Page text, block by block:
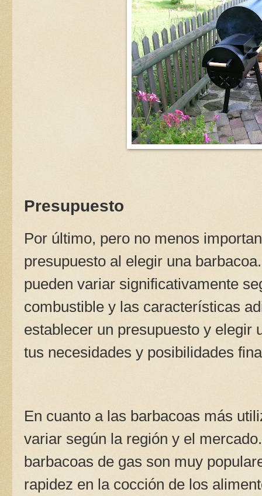
Presupuesto
Por último, pero no menos
presupuesto al elegir una
pueden variar significativamente
combustible y las características
establecer un presupuesto y elegir
tus necesidades y posibilidades
En cuanto a las barbacoas más
variar según la región y el
barbacoas de gas son muy
rapidez en la cocción de los